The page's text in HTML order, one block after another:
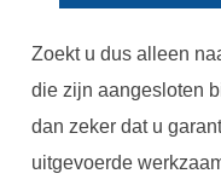
Zoekt u dus alleen
die zijn aangesloten
dan zeker dat u
uitgevoerde